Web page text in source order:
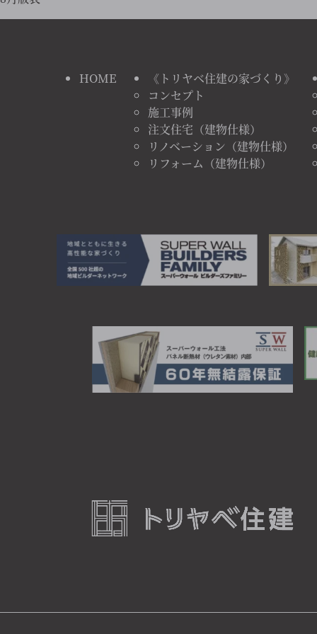
HOME
《トリヤベ住建の家づくり》
コンセプト
施工事例
注文住宅（建物仕様）
リノベーション（建物仕様）
リフォーム（建物仕様）